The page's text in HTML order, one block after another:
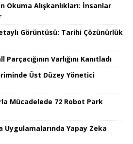
Okuma Alışkanlıkları: İnsanlar
Görüntüsü: Tarihi Çözünürlük
Varlığını Kanıtladı
Üst Düzey Yönetici
Mücadelede 72 Robot Park
Yapay Zeka